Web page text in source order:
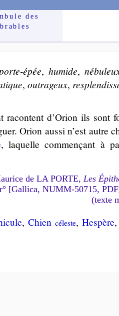
des
épée, hu­mide,
, outra­geux,
racontent d’Orion ils sont
Orion aus­si n’est autre
, la­quelle com­men­çant à
de LA PORTE,Les
[Gallica, NUMM-50715,
(texte
, Chiencé­leste,Hes­père